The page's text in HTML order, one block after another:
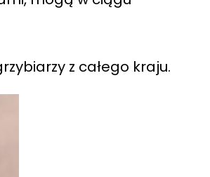
z całego kraju.